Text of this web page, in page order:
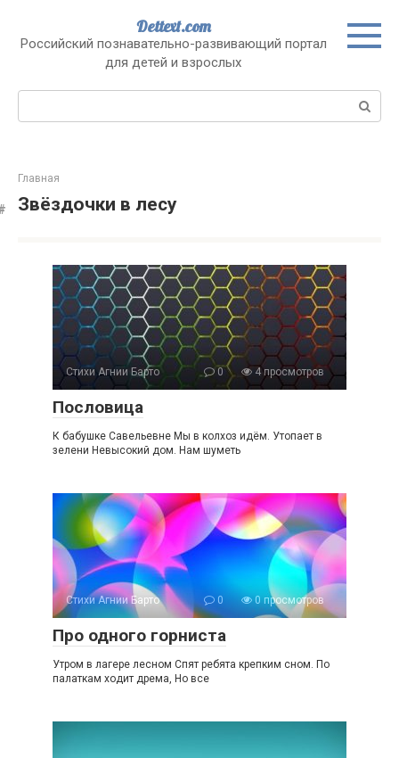
контенту
Dettext.com
Российский познавательно-развивающий портал
для детей и взрослых
Поиск:
Главная
Звёздочки в лесу
Стихи Агнии Барто 0 4 просмотров
Пословица
К бабушке Савельевне Мы в колхоз идём. Утопает в
зелени Невысокий дом. Нам шуметь
Стихи Агнии Барто 0 0 просмотров
Про одного горниста
Утром в лагере лесном Спят ребята крепким сном. По
палаткам ходит дрема, Но все